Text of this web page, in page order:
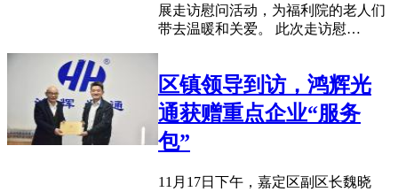
展走访慰问活动，为福利院的老人们
带去温暖和关爱。 此次走访慰…
区镇领导到访，鸿辉光
通获赠重点企业“服务
包”
11月17日下午，嘉定区副区长魏晓